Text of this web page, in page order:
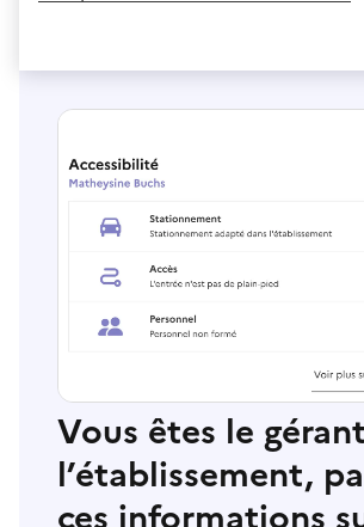
Vous êtes le
l’établissement,